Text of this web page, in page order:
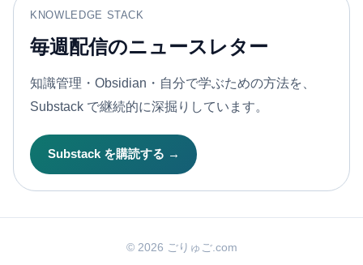
KNOWLEDGE STACK
毎週配信のニュースレター
知識管理・Obsidian・自分で学ぶための方法を、
Substack で継続的に深掘りしています。
Substack を購読する →
© 2026 ごりゅご.com